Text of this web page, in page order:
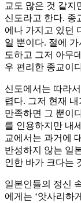
교도 많은 것 같지
신도라고 한다. 종
에나 가지고 있던
일 뿐이다. 절에
도하고 그저 아무
우 편리한 종교이
신도에서는 따라
렵다. 그저 현재
만족하면 그 뿐이
를 인용하지만 내
교에서는 과거에
반성하지 않는 일
인한 바가 크다는
일본인들의 정신
에게는 ‘앗사리하